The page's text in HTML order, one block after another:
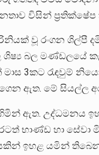
විසින්
වූ රංගන ශිල්පී
ශිෂ්‍ය බල මණ්ඩලයේ
මාස 3කට
ඇත. මේ සියල්ල
ඇත. උද්ධමනය
භාණ්ඩ හා
ඉහළ යමින්